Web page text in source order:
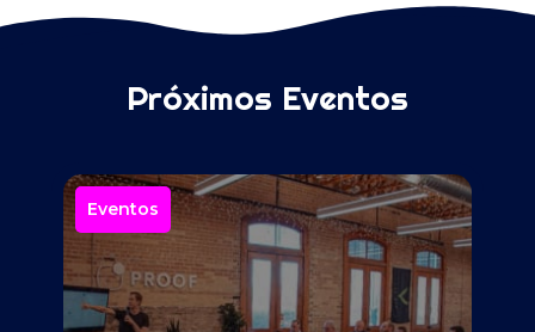
Próximos Eventos
Eventos